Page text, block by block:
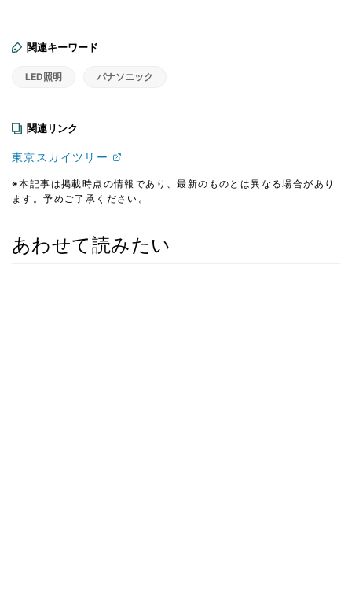
関連キーワード
LED照明 パナソニック
関連リンク
東京スカイツリー
※本記事は掲載時点の情報であり、最新のものとは異なる場合があり
ます。予めご了承ください。
あわせて読みたい